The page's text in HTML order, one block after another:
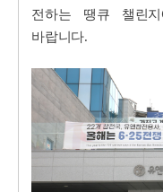
전하는 땡큐 챌린
바랍니다.